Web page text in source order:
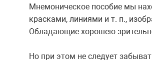
Мнемоническое пособие мы
красками, линиями и т. п.,
Обладающие хорошею
Но при этом не следует